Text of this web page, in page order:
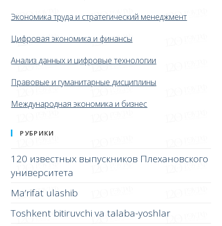
Экономика труда и стратегический менеджмент
Цифровая экономика и финансы
Анализ данных и цифровые технологии
Правовые и гуманитарные дисциплины
Международная экономика и бизнес
РУБРИКИ
120 известных выпускников Плехановского
университета
Ma’rifat ulashib
Toshkent bitiruvchi va talaba-yoshlar